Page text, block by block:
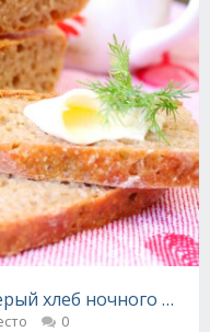
хлеб ночного
0